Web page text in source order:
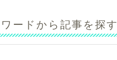
ードから記事を探す